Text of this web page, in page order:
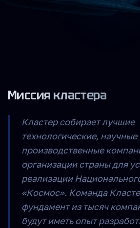
Миссия кластера
Кластер собирает лучшие
технологические, научные
производственные
организации страны для
реализации
«Космос». Команда
фундамент из тысяч
будут иметь опыт